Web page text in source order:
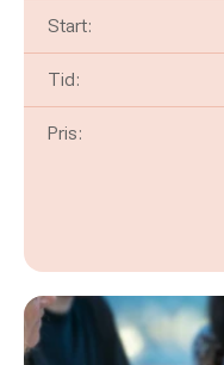
Start:
Tid:
Pris: